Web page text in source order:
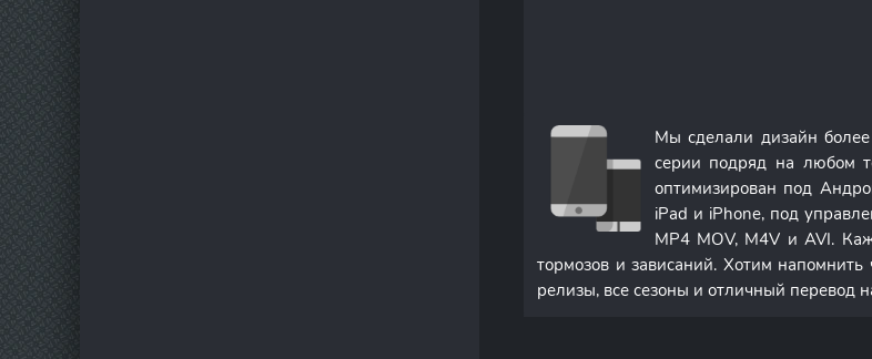
Мы сделали дизайн
серии подряд на любом
оптимизирован под
iPad и iPhone, под
MP4 MOV, M4V и AVI.
тормозов и зависаний. Хотим
релизы, все сезоны и отличный перевод